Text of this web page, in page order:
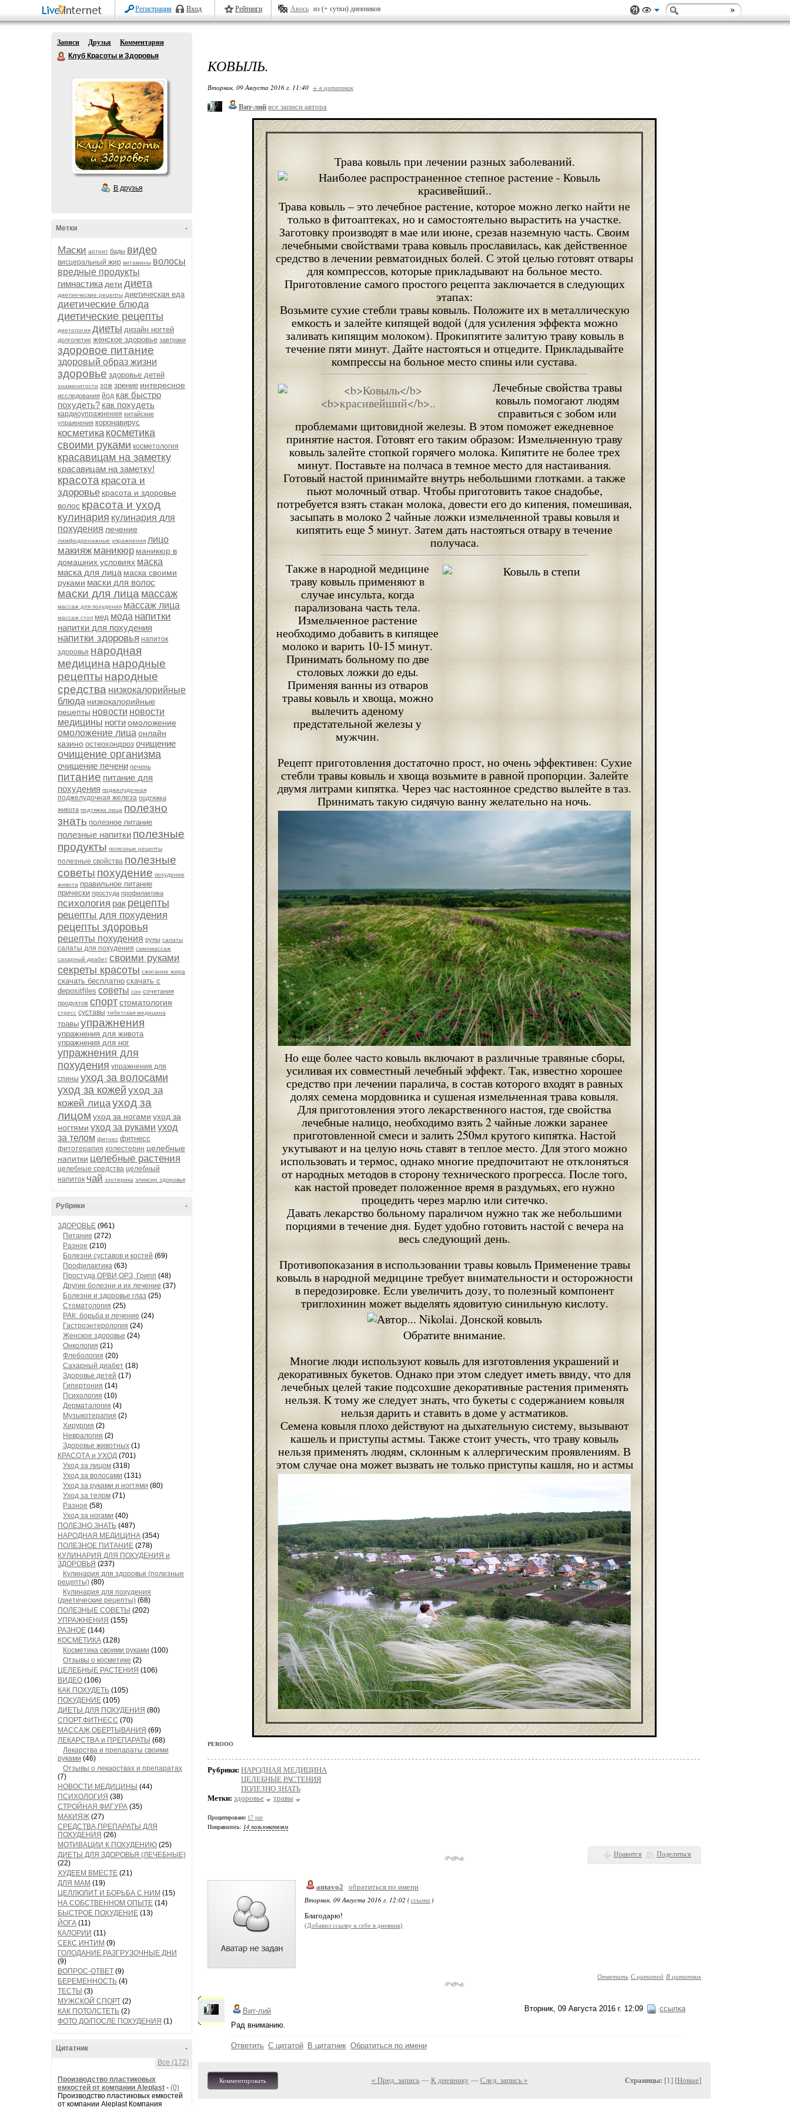
Регистрация Вход Рейтинги Авось из (+ сутки) дневников
Записи Друзья
Комментарии
Клуб Красоты и Здоровья
В друзья
-
Метки
Маски артрит бады видео
висцеральный жир витамины волосы
вредные продукты
гимнастика дети диета
диетиеческие рецепты диетическая еда
диетические блюда
диетические рецепты
диетология диеты дизайн ногтей
долголетие женское здоровье завтраки
здоровое питание
здоровый образ жизни
здоровье здоровье детей
знаменитости зож зрение интересное
исследования йод как быстро
похудеть? как похудеть
кардиоупражнения китайские
упражнения коронавирус
косметика косметика
своими руками косметология
красавицам на заметку
красавицам на заметку!
красота красота и
здоровье красота и здоровье
волос красота и уход
кулинария кулинария для
похудения лечение
лимфодренажные упражнения лицо
макияж маникюр маникюр в
домашних условиях маска
маска для лица маска своими
руками маски для волос
маски для лица массаж
массаж для похудения массаж лица
массаж стоп мед мода напитки
напитки для похудения
напитки здоровья напиток
здоровья народная
медицина народные
рецепты народные
средства низкокалорийные
блюда низкокалорийные
рецепты новости новости
медицины ногтиомоложение
омоложение лица онлайн
казино остеохондроз очищение
очищение организма
очищение печени печень
питание питание для
похудения поджелудочная
поджелудочная железа подтяжка
живота подтяжка лица полезно
знать полезное питание
полезные напитки полезные
продукты полезные рецепты
полезные свойства полезные
советы похудение похудение
живота правильное питание
прически простуда профилактика
психология рак рецепты
рецепты для похудения
рецепты здоровья
рецепты похудения руны салаты
салаты для похудения самомассаж
сахарный диабет своими руками
секреты красоты сжигание жира
скачать бесплатно скачать с
depositfiles советы сон сочетания
продуктов спортстоматология
стресс суставы тибетская медицина
травы упражнения
упражнения для живота
упражнения для ног
упражнения для
похудения упражнения для
спины уход за волосами
уход за кожей уход за
кожей лицауход за
лицом уход за ногами уход за
ногтями уход за руками уход
за телом фитнес фитнесс
фитотерапия холестерин целебные
напитки целебные растения
целебные средства целебный
напиток чай эзотерика эликсир здоровья
-
Рубрики
ЗДОРОВЬЕ (961)
Питание (272)
Разное (210)
Болезни суставов и костей (69)
Профилактика (63)
Простуда,ОРВИ,ОРЗ, Грипп (48)
Другие болезни и их лечение (37)
Болезни и здоровье глаз (25)
Стоматология (25)
РАК: борьба и лечение (24)
Гастроэнтерология (24)
Женское здоровье (24)
Онкология (21)
Флебология (20)
Сахарный диабет (18)
Здоровье детей (17)
Гипертония (14)
Психология (10)
Дерматалогия (4)
Музыкотерапия (2)
Хирургия (2)
Невралогия (2)
Здоровье животных (1)
КРАСОТА и УХОД (701)
Уход за лицом (318)
Уход за волосами (131)
Уход за руками и ногтями (80)
Уход за телом (71)
Разное (58)
Уход за ногами (40)
ПОЛЕЗНО ЗНАТЬ (487)
НАРОДНАЯ МЕДИЦИНА (354)
ПОЛЕЗНОЕ ПИТАНИЕ (278)
КУЛИНАРИЯ ДЛЯ ПОХУДЕНИЯ и
ЗДОРОВЬЯ (237)
Кулинария для здоровья (полезные
рецепты) (80)
Кулинария для похудения
(диетические рецепты) (68)
ПОЛЕЗНЫЕ СОВЕТЫ (202)
УПРАЖНЕНИЯ (155)
РАЗНОЕ (144)
КОСМЕТИКА (128)
Косметика своими руками (100)
Отзывы о косметике (2)
ЦЕЛЕБНЫЕ РАСТЕНИЯ (106)
ВИДЕО (106)
КАК ПОХУДЕТЬ (105)
ПОХУДЕНИЕ (105)
ДИЕТЫ ДЛЯ ПОХУДЕНИЯ (80)
СПОРТ,ФИТНЕСС (70)
МАССАЖ,ОБЕРТЫВАНИЯ (69)
ЛЕКАРСТВА и ПРЕПАРАТЫ (68)
Лекарства и препараты своими
руками (46)
Отзывы о лекарствах и препаратах
(7)
НОВОСТИ МЕДИЦИНЫ (44)
ПСИХОЛОГИЯ (38)
СТРОЙНАЯ ФИГУРА (35)
МАКИЯЖ (27)
СРЕДСТВА,ПРЕПАРАТЫ ДЛЯ
ПОХУДЕНИЯ (26)
МОТИВАЦИИ К ПОХУДЕНИЮ (25)
ДИЕТЫ ДЛЯ ЗДОРОВЬЯ (ЛЕЧЕБНЫЕ)
(22)
ХУДЕЕМ ВМЕСТЕ (21)
ДЛЯ МАМ (19)
ЦЕЛЛЮЛИТ И БОРЬБА С НИМ (15)
НА СОБСТВЕННОМ ОПЫТЕ (14)
БЫСТРОЕ ПОХУДЕНИЕ (13)
ЙОГА (11)
КАЛОРИИ (11)
СЕКС,ИНТИМ (9)
ГОЛОДАНИЕ,РАЗГРУЗОЧНЫЕ ДНИ
(9)
ВОПРОС-ОТВЕТ (9)
БЕРЕМЕННОСТЬ (4)
ТЕСТЫ (3)
МУЖСКОЙ СПОРТ (2)
КАК ПОТОЛСТЕТЬ (2)
ФОТО ДО/ПОСЛЕ ПОХУДЕНИЯ (1)
-
Цитатник
Все (172)
Производство пластиковых
емкостей от компании Aleplast - (0)
Производство пластиковых емкостей
от компании Aleplast Компания
КОВЫЛЬ.
Вторник, 09 Августа 2016 г. 11:40 + в цитатник
Вит-лий все записи автора
Трава ковыль при лечении разных заболеваний.
Трава ковыль – это лечебное растение, которое можно легко найти не
только в фитоаптеках, но и самостоятельно вырастить на участке.
Заготовку производят в мае или июне, срезав наземную часть. Своим
лечебными свойствами трава ковыль прославилась, как действенное
средство в лечении ревматоидных болей. С этой целью готовят отвары
для компрессов, которые прикладывают на больное место.
Приготовление самого простого рецепта заключается в следующих
этапах:
Возьмите сухие стебли травы ковыль. Положите их в металлическую
емкость и залейте кипящей водой (для усиления эффекта можно
заливать кипящим молоком). Прокипятите залитую траву ковыль в
течение пяти минут. Дайте настояться и отцедите. Прикладывайте
компрессы на больное место спины или сустава.
Лечебные свойства травы
ковыль помогают людям
справиться с зобом или
проблемами щитовидной железы. В этом поможет ежедневное
принятие настоя. Готовят его таким образом: Измельченную траву
ковыль залейте стопкой горячего молока. Кипятите не более трех
минут. Поставьте на полчаса в темное место для настаивания.
Готовый настой принимайте внутрь небольшими глотками. а также
пьют молочный отвар. Чтобы приготовить такое снадобье,
потребуется взять стакан молока, довести его до кипения, помешивая,
засыпать в молоко 2 чайные ложки измельченной травы ковыля и
кипятить еще 5 минут. Затем дать настояться отвару в течение
получаса.
Также в народной медицине
траву ковыль применяют в
случае инсульта, когда
парализована часть тела.
Измельченное растение
необходимо добавить в кипящее
молоко и варить 10-15 минут.
Принимать больному по две
столовых ложки до еды.
Применяя ванны из отваров
травы ковыль и хвоща, можно
вылечить аденому
предстательной железы у
мужчин.
Рецепт приготовления достаточно прост, но очень эффективен: Сухие
стебли травы ковыль и хвоща возьмите в равной пропорции. Залейте
двумя литрами кипятка. Через час настоянное средство вылейте в таз.
Принимать такую сидячую ванну желательно на ночь.
Но еще более часто ковыль включают в различные травяные сборы,
усиливая их совместный лечебный эффект. Так, известно хорошее
средство при лечении паралича, в состав которого входят в равных
долях семена мордовника и сушеная измельченная трава ковыля.
Для приготовления этого лекарственного настоя, где свойства
лечебные налицо, необходимо взять 2 чайные ложки заранее
приготовленной смеси и залить 250мл крутого кипятка. Настой
укутывают и на целую ночь ставят в теплое место. Для этого можно
использовать и термос, однако многие предпочитают не отклоняться
от народных методов в сторону технического прогресса. После того,
как настой проведет положенное время в раздумьях, его нужно
процедить через марлю или ситечко.
Давать лекарство больному параличом нужно так же небольшими
порциями в течение дня. Будет удобно готовить настой с вечера на
весь следующий день.
Противопоказания в использовании травы ковыль Применение травы
ковыль в народной медицине требует внимательности и осторожности
в передозировке. Если увеличить дозу, то полезный компонент
триглохинин может выделять ядовитую синильную кислоту.
Обратите внимание.
Многие люди используют ковыль для изготовления украшений и
декоративных букетов. Однако при этом следует иметь ввиду, что для
лечебных целей такие подсохшие декоративные растения применять
нельзя. К тому же следует знать, что букеты с содержанием ковыля
нельзя дарить и ставить в доме у астматиков.
Семена ковыля плохо действуют на дыхательную систему, вызывают
кашель и приступы астмы. Также стоит учесть, что траву ковыль
нельзя применять людям, склонным к аллергическим проявлениям. В
этом случае она может вызвать не только приступы кашля, но и астмы
PEROOO
Рубрики: НАРОДНАЯ МЕДИЦИНА
ЦЕЛЕБНЫЕ РАСТЕНИЯ
ПОЛЕЗНО ЗНАТЬ
Метки: здоровье травы
Процитировано 17 раз
Понравилось: 14 пользователям
Нравится Поделиться
antavo2
обратиться по имени
Вторник, 09 Августа 2016 г. 12:02 (ссылка )
Благодарю!
(Добавил ссылку к себе в дневник)
Ответить С цитатой В цитатник
Вторник, 09 Августа 2016 г. 12:09 ссылка
Вит-лий
Рад вниманию.
Ответить С цитатой В цитатник Обратиться по имени
Комментировать « Пред. запись— К дневнику — След. запись » Страницы: [1] [Новые]